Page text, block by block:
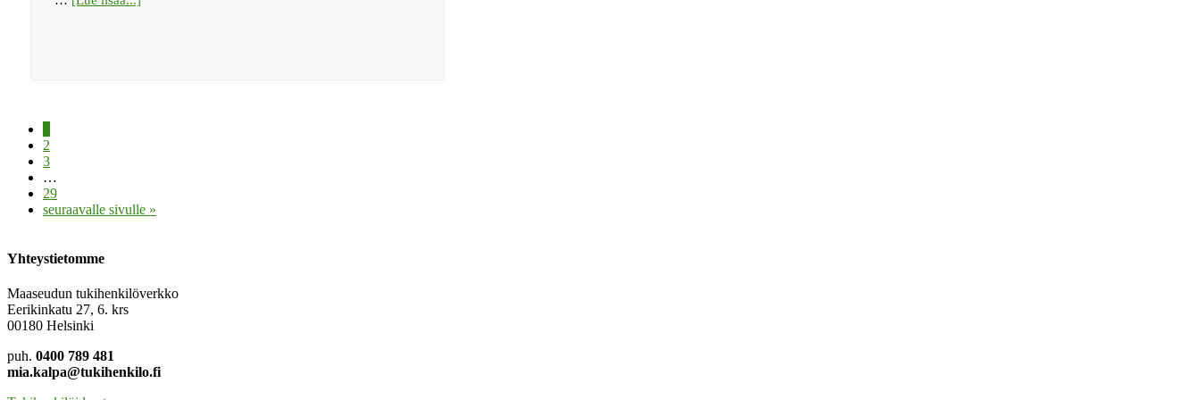
Sivu
2
Sivu
3
jätetty
pois
…
Sivu
29
Siirry
seuraavalle sivulle »
Yhteystietomme
Maaseudun tukihenkilöverkko
Eerikinkatu 27, 6. krs
00180 Helsinki
puh. 0400 789 481
mia.kalpa@tukihenkilo.fi